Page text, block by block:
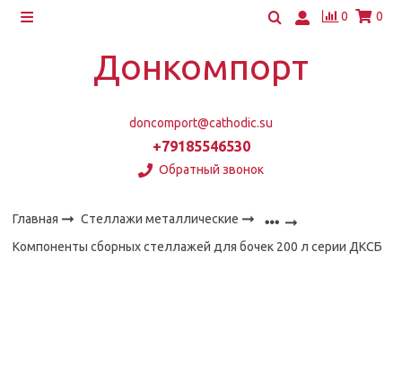
0 0
Донкомпорт
doncomport@cathodic.su
+79185546530
Обратный звонок
Главная
Стеллажи металлические
Компоненты сборных стеллажей для бочек 200 л серии ДКСБ